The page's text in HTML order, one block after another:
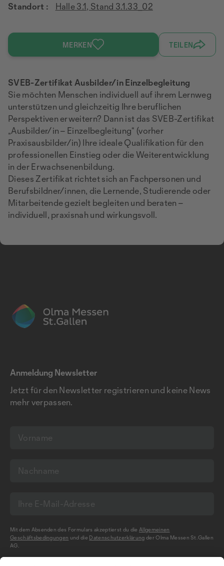
Standort :
Halle 3.1, Stand 3.1.33_02
MERKEN TEILEN
SVEB-Zertifikat Ausbilder/in Einzelbegleitung
Sie möchten Menschen individuell auf ihrem Lernweg
unterstützen und gleichzeitig Ihre beruflichen
Perspektiven erweitern? Dann ist das SVEB-Zertifikat
„Ausbilder/in – Einzelbegleitung“ (vorher
Praxisausbilder/in) Ihre ideale Qualifikation für den
professionellen Einstieg oder die Weiterentwicklung
in der Erwachsenenbildung.
Dieses Zertifikat richtet sich an Fachpersonen und
Berufsbildner/innen, die Lernende, Studierende oder
Mitarbeitende gezielt begleiten und beraten –
individuell, praxisnah und wirkungsvoll.
Anmeldung Newsletter
Jetzt für den Newsletter registrieren und keine News
mehr verpassen.
Mit dem Absenden des Formulars akzeptierst du dieAllgemeinen
Geschäftsbedingungen und die Datenschutzerklärung der Olma Messen St.Gallen
AG.